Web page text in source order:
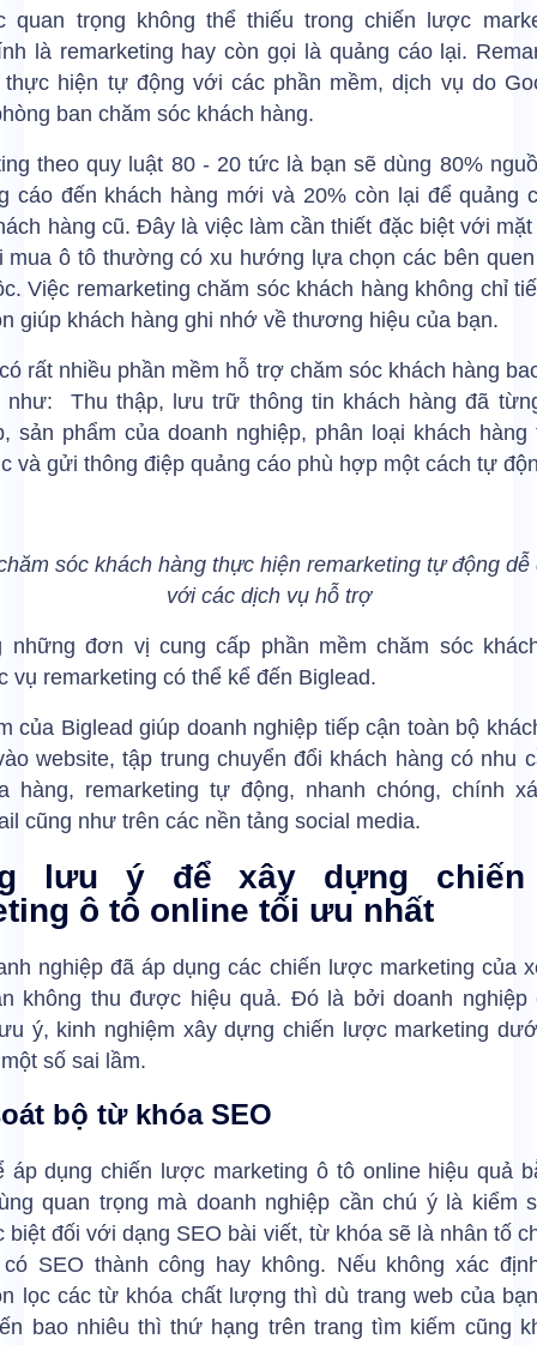
quan trọng không thể thiếu trong chiến lược
là remarketing hay còn gọi là quảng cáo lại.
hiện tự động với các phần mềm, dịch vụ do
ban chăm sóc khách hàng.
theo quy luật 80 - 20 tức là bạn sẽ dùng 80%
cáo đến khách hàng mới và 20% còn lại để quảng
hàng cũ. Đây là việc làm cần thiết đặc biệt với
ô tô thường có xu hướng lựa chọn các bên
Việc remarketing chăm sóc khách hàng không chỉ
giúp khách hàng ghi nhớ về thương hiệu của bạn.
rất nhiều phần mềm hỗ trợ chăm sóc khách hàng
như: Thu thập, lưu trữ thông tin khách hàng đã
sản phẩm của doanh nghiệp, phân loại khách hàng
và gửi thông điệp quảng cáo phù hợp một cách tự
sóc khách hàng thực hiện remarketing tự động dễ
với các dịch vụ hỗ trợ
những đơn vị cung cấp phần mềm chăm sóc
vụ remarketing có thể kể đến Biglead.
của Biglead giúp doanh nghiệp tiếp cận toàn bộ
website, tập trung chuyển đổi khách hàng có nhu
hàng, remarketing tự động, nhanh chóng, chính
cũng như trên các nền tảng social media.
lưu ý để xây dựng
ô tô online tối ưu nhất
nghiệp đã áp dụng các chiến lược marketing của
không thu được hiệu quả. Đó là bởi doanh nghiệp
ý, kinh nghiệm xây dựng chiến lược marketing
số sai lầm.
bộ từ khóa SEO
áp dụng chiến lược marketing ô tô online hiệu quả
quan trọng mà doanh nghiệp cần chú ý là kiểm
biệt đối với dạng SEO bài viết, từ khóa sẽ là nhân tố
SEO thành công hay không. Nếu không xác
lọc các từ khóa chất lượng thì dù trang web của
bao nhiêu thì thứ hạng trên trang tìm kiếm cũng